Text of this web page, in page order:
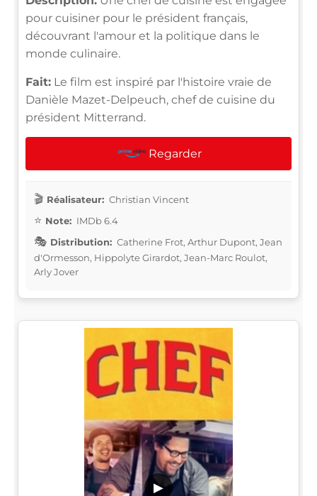
pour cuisiner pour le président français,
découvrant l'amour et la politique dans le
monde culinaire.
Fait: Le film est inspiré par l'histoire vraie de
Danièle Mazet-Delpeuch, chef de cuisine du
président Mitterrand.
Regarder
Réalisateur: Christian Vincent
Note: IMDb 6.4
Distribution: Catherine Frot, Arthur Dupont, Jean
d'Ormesson, Hippolyte Girardot, Jean-Marc Roulot,
Arly Jover
▶